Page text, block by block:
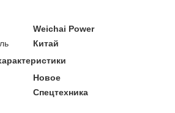
Weichai Power
Китай
Новое
Спецтехника